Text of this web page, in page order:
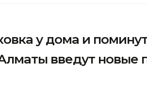
у дома и
введут новые